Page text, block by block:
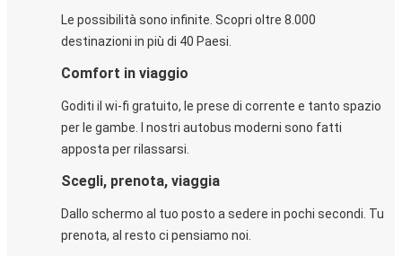
Le possibilità sono infinite. Scopri oltre 8.000
destinazioni in più di 40 Paesi.
Comfort in viaggio
Goditi il wi-fi gratuito, le prese di corrente e tanto spazio
per le gambe. I nostri autobus moderni sono fatti
apposta per rilassarsi.
Scegli, prenota, viaggia
Dallo schermo al tuo posto a sedere in pochi secondi. Tu
prenota, al resto ci pensiamo noi.